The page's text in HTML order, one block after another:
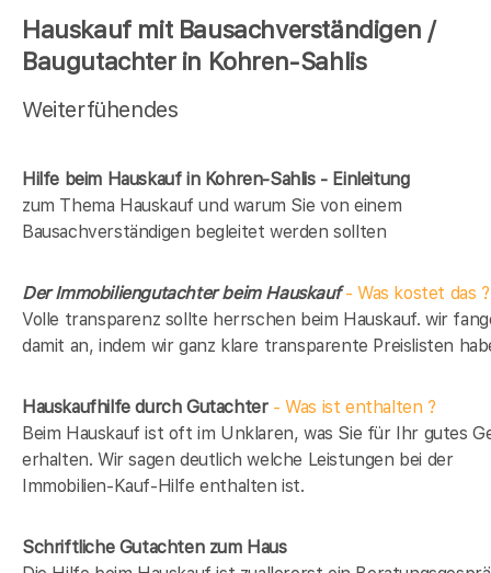
Hauskauf mit Bausachverständigen /
Baugutachter in Kohren-Sahlis
Weiterfühendes
Hilfe beim Hauskauf in Kohren-Sahlis - Einleitung
zum Thema Hauskauf und warum Sie von einem
Bausachverständigen begleitet werden sollten
Der Immobiliengutachter beim Hauskauf- Was kostet das ?
Volle transparenz sollte herrschen beim Hauskauf. wir
damit an, indem wir ganz klare transparente Preislisten
Hauskaufhilfe durch Gutachter- Was ist enthalten ?
Beim Hauskauf ist oft im Unklaren, was Sie für Ihr gutes
erhalten. Wir sagen deutlich welche Leistungen bei der
Immobilien-Kauf-Hilfe enthalten ist.
Schriftliche Gutachten zum Haus